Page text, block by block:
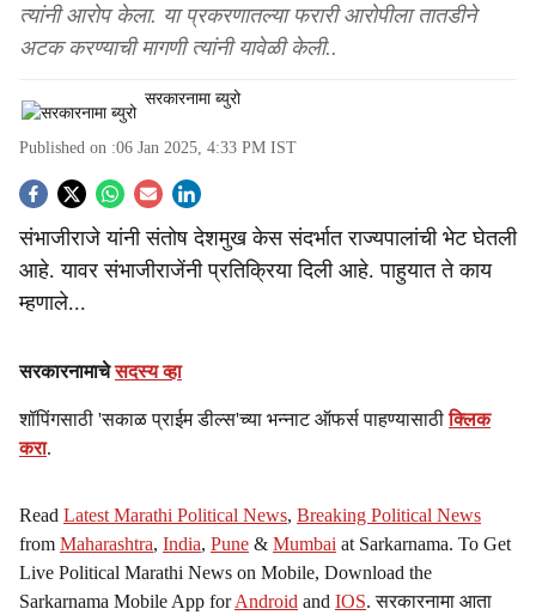
त्यांनी आरोप केला. या प्रकरणातल्या फरारी आरोपीला तातडीने
अटक करण्याची मागणी त्यांनी यावेळी केली..
सरकारनामा ब्युरो
Published on :06 Jan 2025, 4:33 PM IST
S
o
c
l
h
a
संभाजीराजे यांनी संतोष देशमुख केस संदर्भात राज्यपालांची भेट घेतली
आहे. यावर संभाजीराजेंनी प्रतिक्रिया दिली आहे. पाहुयात ते काय
म्हणाले...
सरकारनामाचेसदस्य व्हा
शॉपिंगसाठी 'सकाळ प्राईम डील्स'च्या भन्नाट ऑफर्स पाहण्यासाठीक्लिक
करा.
Read Latest Marathi Political News, Breaking Political News
from Maharashtra, India, Pune & Mumbai at Sarkarnama. To Get
Live Political Marathi News on Mobile, Download the
Sarkarnama Mobile App forAndroid and IOS. सरकारनामा आता